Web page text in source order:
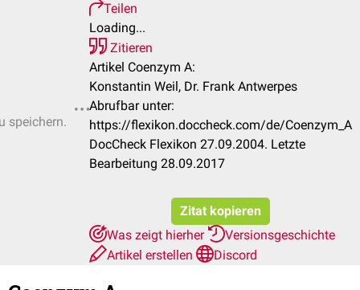
speichern.
Teilen
Loading...
Zitieren
Artikel Coenzym A:
Konstantin Weil, Dr. Frank Antwerpes
Abrufbar unter:
https://flexikon.doccheck.com/de/Coenzym_A
DocCheck Flexikon 27.09.2004. Letzte
Bearbeitung 28.09.2017
Zitat kopieren
Was zeigt hierher
Versionsgeschichte
Artikel erstellen
Discord